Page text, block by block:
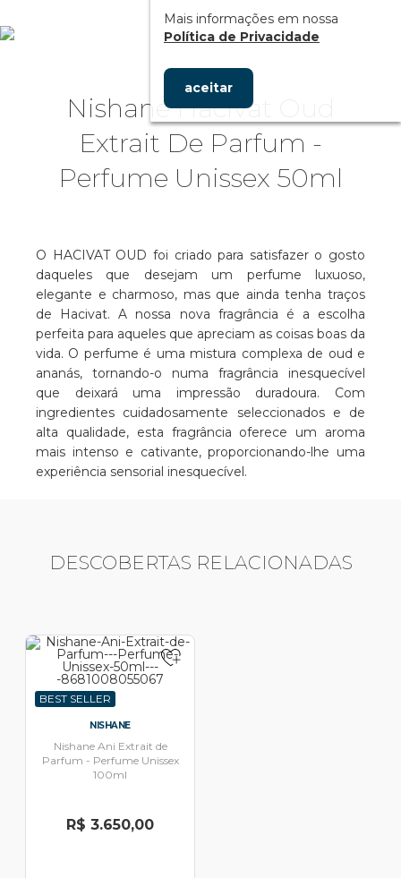
Nishane Hacivat Oud
Extrait De Parfum -
Perfume Unissex 50ml
O HACIVAT OUD foi criado para satisfazer o gosto
daqueles que desejam um perfume luxuoso,
elegante e charmoso, mas que ainda tenha traços
de Hacivat. A nossa nova fragrância é a escolha
perfeita para aqueles que apreciam as coisas boas da
vida. O perfume é uma mistura complexa de oud e
ananás, tornando-o numa fragrância inesquecível
que deixará uma impressão duradoura. Com
ingredientes cuidadosamente seleccionados e de
alta qualidade, esta fragrância oferece um aroma
mais intenso e cativante, proporcionando-lhe uma
experiência sensorial inesquecível.
DESCOBERTAS RELACIONADAS
BEST SELLER
NISHANE
Nishane Ani Extrait de
Parfum - Perfume Unissex
100ml
R$ 3.650,00
Mais informações em nossa
Política de Privacidade
aceitar